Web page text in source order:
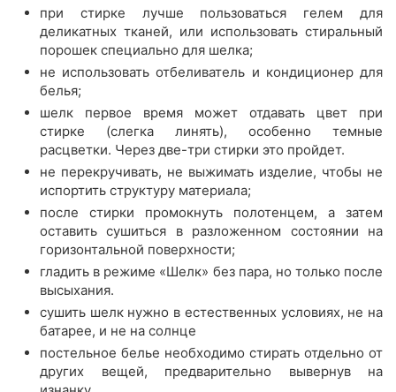
при стирке лучше пользоваться гелем для
деликатных тканей, или использовать стиральный
порошек специально для шелка;
не использовать отбеливатель и кондиционер для
белья;
шелк первое время может отдавать цвет при
стирке (слегка линять), особенно темные
расцветки. Через две-три стирки это пройдет.
не перекручивать, не выжимать изделие, чтобы не
испортить структуру материала;
после стирки промокнуть полотенцем, а затем
оставить сушиться в разложенном состоянии на
горизонтальной поверхности;
гладить в режиме «Шелк» без пара, но только после
высыхания.
сушить шелк нужно в естественных условиях, не на
батарее, и не на солнце
постельное белье необходимо стирать отдельно от
других вещей, предварительно вывернув на